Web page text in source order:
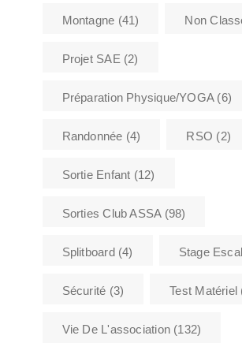
Montagne (41) Non
Projet SAE (2)
Préparation Physique/YOGA(6)
Randonnée (4) RSO (2)
Sortie Enfant (12)
Sorties Club ASSA(98)
Splitboard(4) Stage
Sécurité (3) Test Matériel
Vie De L'association (132)